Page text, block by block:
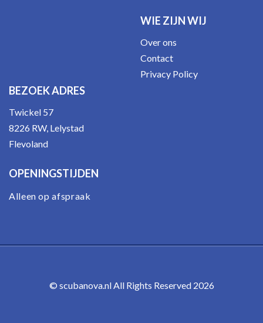
WIE ZIJN WIJ
Over ons
Contact
Privacy Policy
BEZOEK ADRES
Twickel 57
8226 RW, Lelystad
Flevoland
OPENINGSTIJDEN
Alleen op afspraak
© scubanova.nl All Rights Reserved 2026